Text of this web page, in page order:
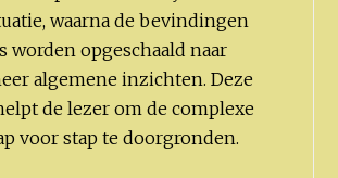
waarna de bevindingen
worden opgeschaald naar
algemene inzichten. Deze
de lezer om de complexe
voor stap te doorgronden.